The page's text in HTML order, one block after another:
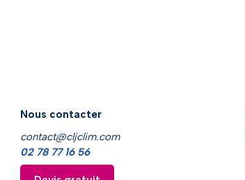
Nous contacter
contact@cljclim.com
02 78 77 16 56